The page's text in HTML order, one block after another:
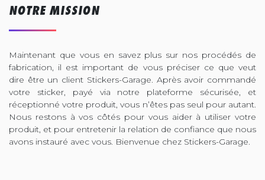
NOTRE MISSION
Maintenant que vous en savez plus sur nos procédés de
fabrication, il est important de vous préciser ce que veut
dire être un client Stickers-Garage. Après avoir commandé
votre sticker, payé via notre plateforme sécurisée, et
réceptionné votre produit, vous n’êtes pas seul pour autant.
Nous restons à vos côtés pour vous aider à utiliser votre
produit, et pour entretenir la relation de confiance que nous
avons instauré avec vous. Bienvenue chez Stickers-Garage.